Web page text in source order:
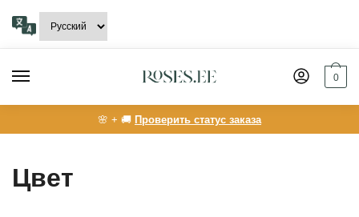
navigation
content
0
🌸 + 🚚 Проверить статус заказа
Цвет